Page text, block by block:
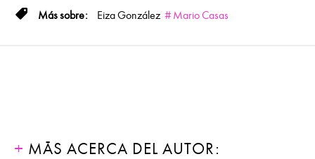
Eiza González Mario Casas
MÁS ACERCA DEL AUTOR: